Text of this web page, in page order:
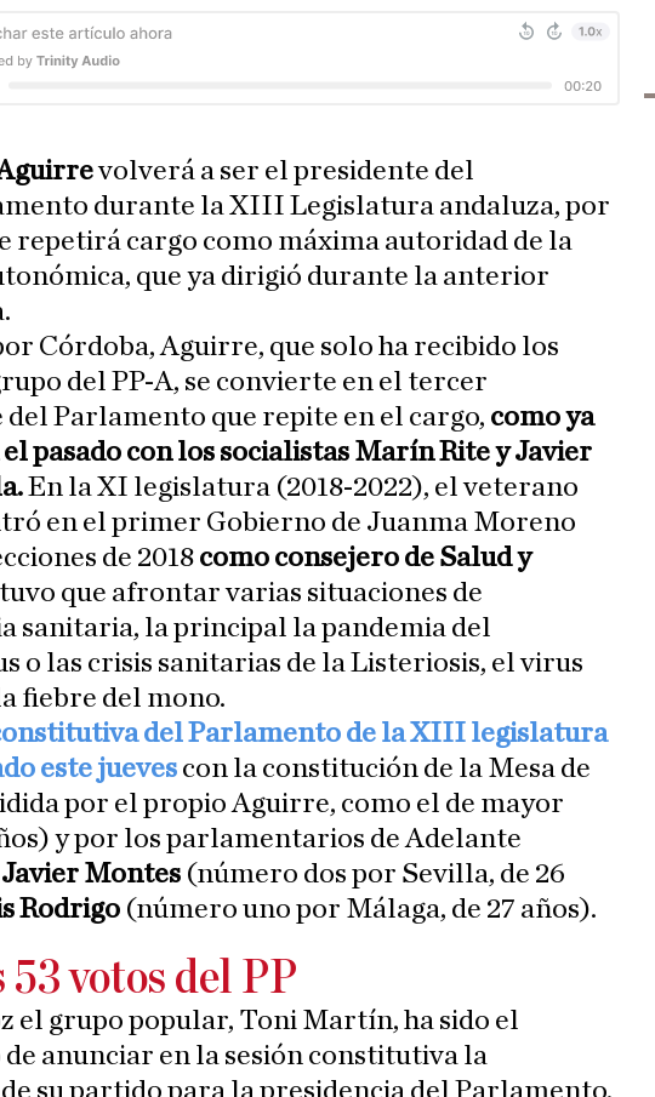
volverá a ser el presidente del
durante la XIII Legislatura andaluza, por
repetirá cargo como máxima autoridad de la
que ya dirigió durante la anterior
Córdoba, Aguirre, que solo ha recibido los
del PP-A, se convierte en el tercer
Parlamento que repite en el cargo, como ya
el pasado con los socialistas Marín Rite y Javier
En la XI legislatura (2018-2022), el veterano
en el primer Gobierno de Juanma Moreno
de 2018 como consejero de Salud y
que afrontar varias situaciones de
sanitaria, la principal la pandemia del
o las crisis sanitarias de la Listeriosis, el virus
fiebre del mono.
del Parlamento de la XIII legislatura
este jueves con la constitución de la Mesa de
por el propio Aguirre, como el de mayor
y por los parlamentarios de Adelante
Javier Montes (número dos por Sevilla, de 26
Rodrigo (número uno por Málaga, de 27 años).
53 votos del PP
el grupo popular, Toni Martín, ha sido el
de anunciar en la sesión constitutiva la
su partido para la presidencia del Parlamento,